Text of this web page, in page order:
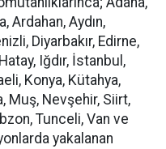
Ardahan, Aydın,
Diyarbakır, Edirne,
Iğdır, İstanbul,
Konya, Kütahya,
Muş, Nevşehir, Siirt,
Tunceli, Van ve
yakalanan